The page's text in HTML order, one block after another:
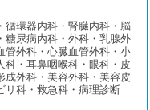
循環器内科・腎臓内科・脳
糖尿病内科・外科・乳腺外
管外科・心臓血管外科・小
科・耳鼻咽喉科・眼科・皮
成外科・美容外科・美容皮
リ科・救急科・病理診断